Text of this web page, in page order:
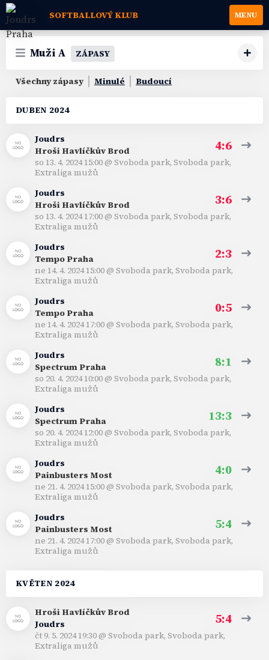
SOFTBALLOVÝ KLUB MENU
Muži A ZÁPASY
Všechny zápasy Minulé Budoucí
DUBEN 2024
Joudrs
Hroši Havlíčkův Brod
4:6
so 13. 4. 2024 15:00 @ Svoboda park, Svoboda park,
Extraliga mužů
Joudrs
Hroši Havlíčkův Brod
3:6
so 13. 4. 2024 17:00 @ Svoboda park, Svoboda park,
Extraliga mužů
Joudrs
Tempo Praha
2:3
ne 14. 4. 2024 15:00 @ Svoboda park, Svoboda park,
Extraliga mužů
Joudrs
Tempo Praha
0:5
ne 14. 4. 2024 17:00 @ Svoboda park, Svoboda park,
Extraliga mužů
Joudrs
Spectrum Praha
8:1
so 20. 4. 2024 10:00 @ Svoboda park, Svoboda park,
Extraliga mužů
Joudrs
Spectrum Praha
13:3
so 20. 4. 2024 12:00 @ Svoboda park, Svoboda park,
Extraliga mužů
Joudrs
Painbusters Most
4:0
ne 21. 4. 2024 15:00 @ Svoboda park, Svoboda park,
Extraliga mužů
Joudrs
Painbusters Most
5:4
ne 21. 4. 2024 17:00 @ Svoboda park, Svoboda park,
Extraliga mužů
KVĚTEN 2024
Hroši Havlíčkův Brod
Joudrs
5:4
čt 9. 5. 2024 19:30 @ Svoboda park, Svoboda park,
Extraliga mužů